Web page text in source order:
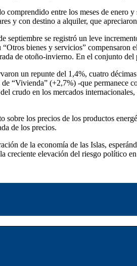
entre los meses de enero
y con destino a alquiler, que
septiembre se registró un leve
bienes y servicios”
de otoño-invierno. En el conjunto
un repunte del 1,4%, cuatro
“Vivienda” (+2,7%) -que
crudo en los mercados
sobre los precios de los productos
de los precios.
de la economía de las Islas,
creciente elevación del riesgo político